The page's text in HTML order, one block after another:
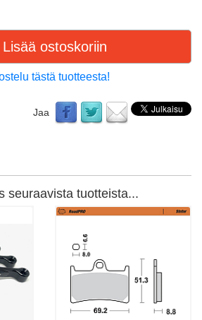
ostoskoriin
tästä tuotteesta!
Jaa
seuraavista tuotteista...